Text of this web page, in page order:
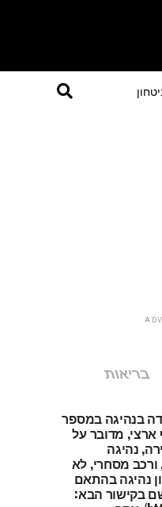
בריאות
בנהיגה במספר
מדובר על
נהיגה
ורכב מסחרי, לא
נהיגה בהתאם
בקישור הבא: